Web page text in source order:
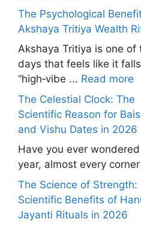
The Psychological
Akshaya Tritiya Wealth
Akshaya Tritiya is one of
days that feels like it
“high‑vibe ... Read more
The Celestial Clock: The
Scientific Reason for
and Vishu Dates in 2026
Have you ever
year, almost every
The Science of Strength:
Scientific Benefits of
Jayanti Rituals in 2026